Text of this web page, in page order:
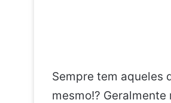
Sempre tem aqueles
mesmo!?